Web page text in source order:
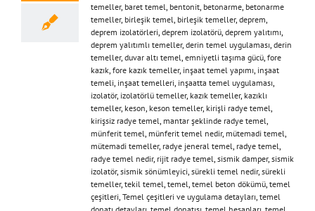
temeller, baret temel, bentonit, betonarme, betonarme
temeller, birleşik temel, birleşik temeller, deprem,
deprem izolatörleri, deprem izolatörü, deprem yalıtımı,
deprem yalıtımlı temeller, derin temel uygulaması, derin
temeller, duvar altı temel, emniyetli taşıma gücü, fore
kazık, fore kazık temeller, inşaat temel yapımı, inşaat
temeli, inşaat temelleri, inşaatta temel uygulaması,
izolatör, izolatörlü temeller, kazık temeller, kazıklı
temeller, keson, keson temeller, kirişli radye temel,
kirişsiz radye temel, mantar şeklinde radye temel,
münferit temel, münferit temel nedir, mütemadi temel,
mütemadi temeller, radye jeneral temel, radye temel,
radye temel nedir, rijit radye temel, sismik damper, sismik
izolatör, sismik sönümleyici, sürekli temel nedir, sürekli
temeller, tekil temel, temel, temel beton dökümü, temel
çeşitleri, Temel çeşitleri ve uygulama detayları, temel